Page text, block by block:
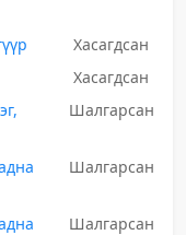
Хасагдсан
Хасагдсан
Шалгарсан
Шалгарсан
Шалгарсан